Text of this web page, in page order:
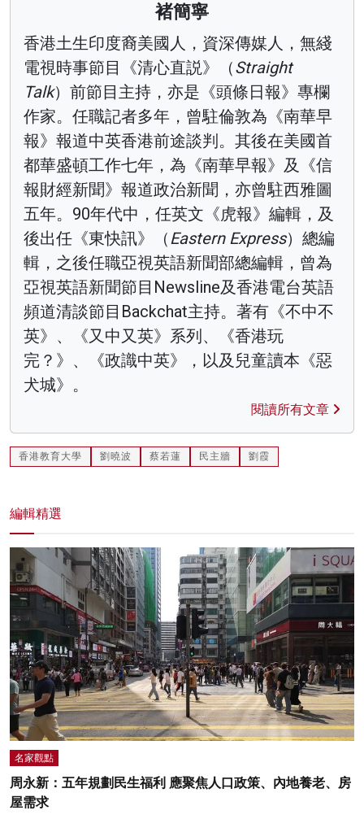
褚簡寧
香港土生印度裔美國人，資深傳媒人，無綫
電視時事節目《清心直説》（Straight
Talk）前節目主持，亦是《頭條日報》專欄
作家。任職記者多年，曾駐倫敦為《南華早
報》報道中英香港前途談判。其後在美國首
都華盛頓工作七年，為《南華早報》及《信
報財經新聞》報道政治新聞，亦曾駐西雅圖
五年。90年代中，任英文《虎報》編輯，及
後出任《東快訊》（ Eastern Express）總編
輯，之後任職亞視英語新聞部總編輯，曾為
亞視英語新聞節目Newsline及香港電台英語
頻道清談節目Backchat主持。著有《不中不
英》、《又中又英》系列、《香港玩
完？》、《政識中英》，以及兒童讀本《惡
犬城》。
閱讀所有文章
香港教育大學 劉曉波 蔡若蓮 民主牆 劉霞
編輯精選
名家觀點
周永新：五年規劃民生福利 應聚焦人口政策、內地養老、房
屋需求